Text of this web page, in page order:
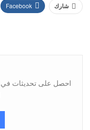
شارك Facebook
احصل على تحديثات في